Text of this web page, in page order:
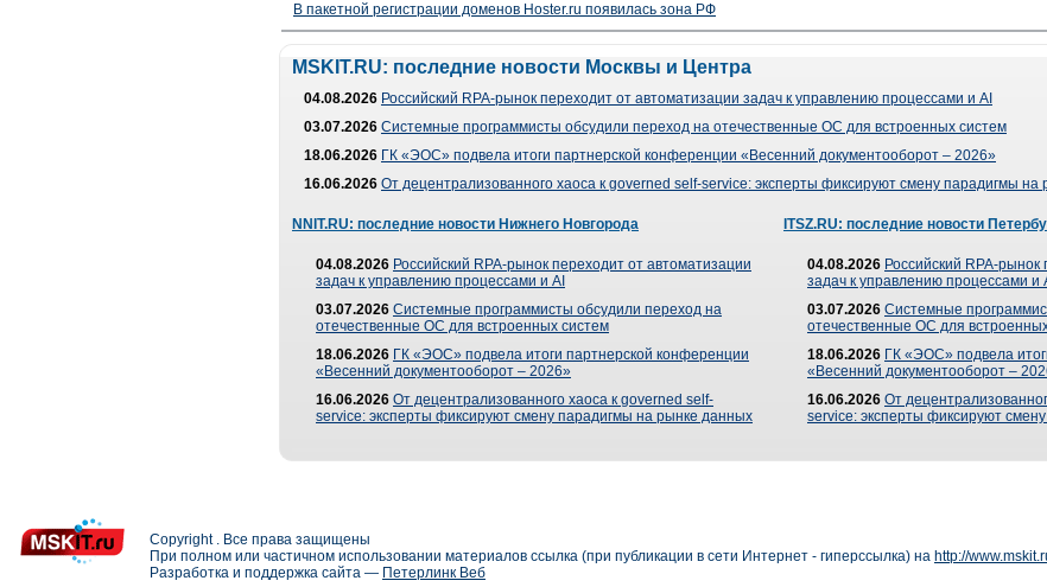
В пакетной регистрации доменов Hoster.ru появилась зона РФ
MSKIT.RU: последние новости Москвы и Центра
04.08.2026 Российский RPA-рынок переходит от автоматизации задач к управлению процессами и AI
03.07.2026 Системные программисты обсудили переход на отечественные ОС для встроенных систем
18.06.2026 ГК «ЭОС» подвела итоги партнерской конференции «Весенний документооборот – 2026»
16.06.2026 От децентрализованного хаоса к governed self-service: эксперты фиксируют смену парадигмы на
NNIT.RU: последние новости Нижнего Новгорода
04.08.2026 Российский RPA-рынок переходит от автоматизации
задач к управлению процессами и AI
03.07.2026 Системные программисты обсудили переход на
отечественные ОС для встроенных систем
18.06.2026 ГК «ЭОС» подвела итоги партнерской конференции
«Весенний документооборот – 2026»
16.06.2026 От децентрализованного хаоса к governed self-
service: эксперты фиксируют смену парадигмы на рынке данных
ITSZ.RU: последние новости
04.08.2026 Российский RPA-
задач к управлению процессами и
03.07.2026 Системные
отечественные ОС для
18.06.2026 ГК «ЭОС» подвела
«Весенний документооборот –
16.06.2026 От
service: эксперты фиксируют
Copyright . Все права защищены
При полном или частичном использовании материалов ссылка (при публикации в сети Интернет - гиперссылка) на http://
Разработка и поддержка сайта — Петерлинк Веб